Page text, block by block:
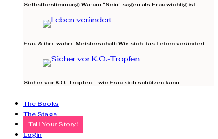
Selbstbestimmung: Warum “Nein” sagen als Frau wichtig ist
Frau & ihre wahre Meisterschaft: Wie sich das Leben verändert
Sicher vor K.O.-Tropfen – wie Frau sich schützen kann
The Books
The Stage
Tell Your Story!
Login